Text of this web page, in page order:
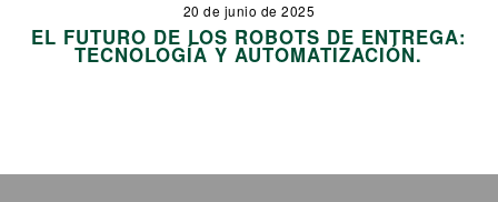
20 de junio de 2025
EL FUTURO DE LOS ROBOTS DE ENTREGA:
TECNOLOGÍA Y AUTOMATIZACIÓN.